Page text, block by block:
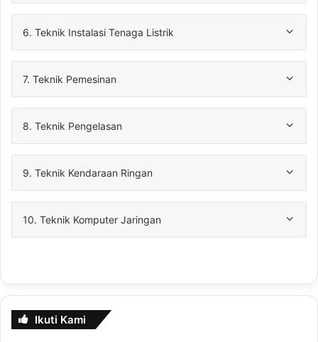
6. Teknik Instalasi Tenaga Listrik
7. Teknik Pemesinan
8. Teknik Pengelasan
9. Teknik Kendaraan Ringan
10. Teknik Komputer Jaringan
Ikuti Kami